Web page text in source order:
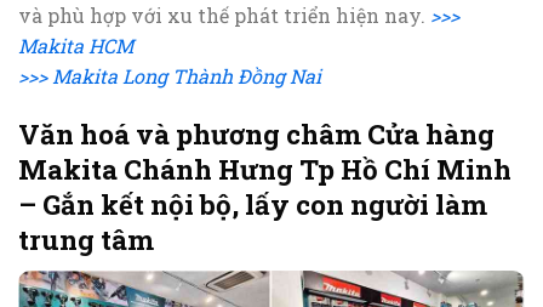
và phù hợp với xu thế phát triển hiện nay. >>>
Makita HCM
>>> Makita Long Thành Đồng Nai
Văn hoá và phương châm Cửa hàng
Makita Chánh Hưng Tp Hồ Chí Minh
– Gắn kết nội bộ, lấy con người làm
trung tâm